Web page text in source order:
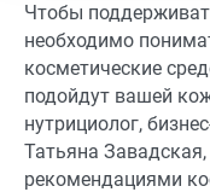
Чтобы
необходимо
косметические
подойдут вашей
нутрициолог,
Татьяна
рекомендациями